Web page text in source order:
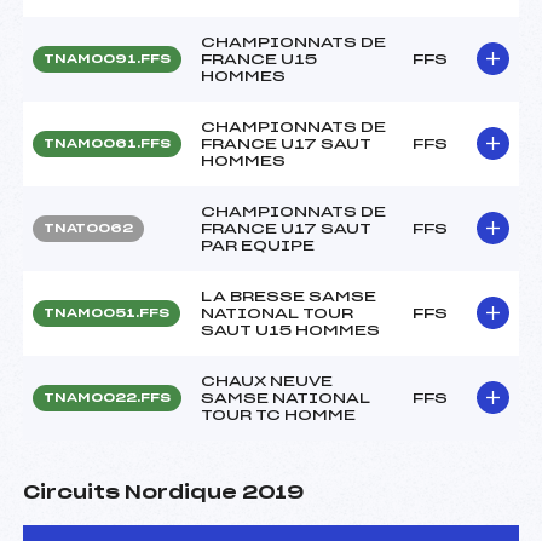
TNAM0091.FFS
CHAMPIONNATS DE
FRANCE U15
HOMMES
FFS
TNAM0061.FFS
CHAMPIONNATS DE
FRANCE U17 SAUT
HOMMES
FFS
TNAT0062
CHAMPIONNATS DE
FRANCE U17 SAUT
PAR EQUIPE
FFS
TNAM0051.FFS
LA BRESSE SAMSE
NATIONAL TOUR
SAUT U15 HOMMES
FFS
TNAM0022.FFS
CHAUX NEUVE
SAMSE NATIONAL
TOUR TC HOMME
FFS
Circuits Nordique 2019